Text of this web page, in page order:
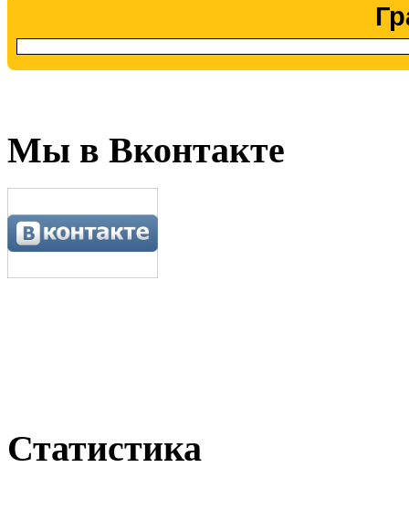
Мы в Вконтакте
Статистика